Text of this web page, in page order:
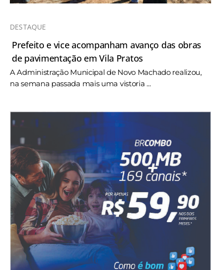
DESTAQUE
Prefeito e vice acompanham avanço das obras
de pavimentação em Vila Pratos
A Administração Municipal de Novo Machado realizou,
na semana passada mais uma vistoria ...